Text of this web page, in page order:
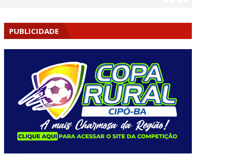
PUBLICIDADE